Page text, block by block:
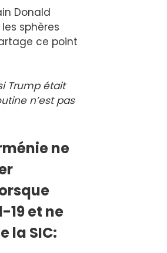
Donald
sphères
ce point
Trump était
n’est pas
ne
et ne
la SIC: